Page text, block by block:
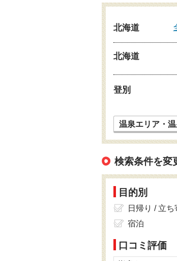
北海道
北海道
登別
温泉エリア・
検索条件を変
目的別
日帰り / 立ち
宿泊
口コミ評価